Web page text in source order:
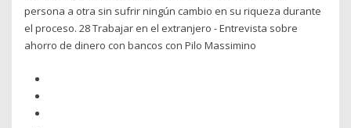
persona a otra sin sufrir ningún cambio en su riqueza durante
el proceso. 28 Trabajar en el extranjero - Entrevista sobre
ahorro de dinero con bancos con Pilo Massimino